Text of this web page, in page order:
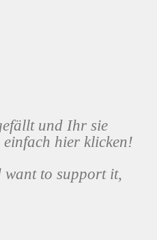
und Ihr sie
einfach hier klicken!
want to support it,